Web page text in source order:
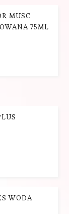
MUSC
75ML
WODA